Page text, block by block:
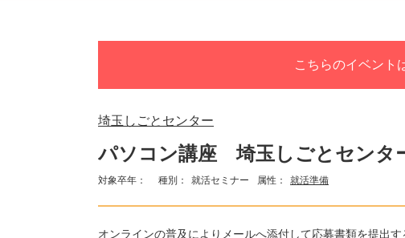
こちらのイベント
埼玉しごとセンター
パソコン講座 埼玉しごとセンタ
対象卒年： 種別： 就活セミナー 属性： 就活準備
オンラインの普及によりメールへ添付して応募書類を提出